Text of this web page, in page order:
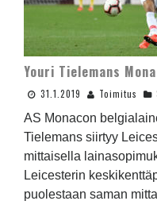
Youri Tielemans
31.1.2019 Toimitus
AS Monacon
Tielemans siirtyy
mittaisella
Leicesterin
puolestaan saman